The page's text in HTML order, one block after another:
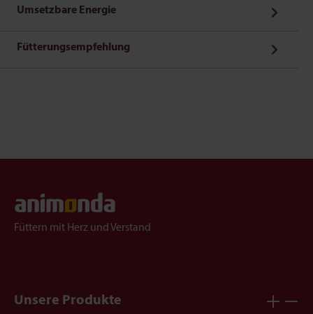
Umsetzbare Energie
Fütterungsempfehlung
Füttern mit Herz und Verstand
Unsere Produkte